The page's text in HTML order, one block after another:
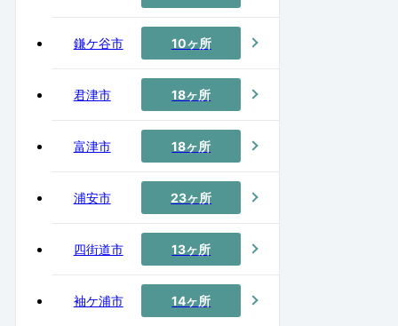
鎌ケ谷市 10ヶ所
君津市 18ヶ所
富津市 18ヶ所
浦安市 23ヶ所
四街道市 13ヶ所
袖ケ浦市 14ヶ所